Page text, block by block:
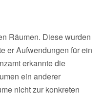
Räumen. Diese wurden
er Aufwendungen für ein
erkannte die
ein anderer
nicht zur konkreten